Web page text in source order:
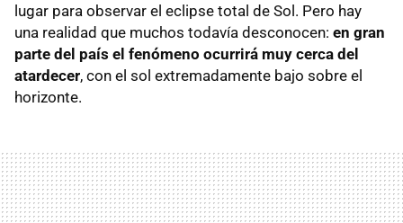
lugar para observar el eclipse total de Sol. Pero hay
una realidad que muchos todavía desconocen: en gran
parte del país el fenómeno ocurrirá muy cerca del
atardecer, con el sol extremadamente bajo sobre el
horizonte.